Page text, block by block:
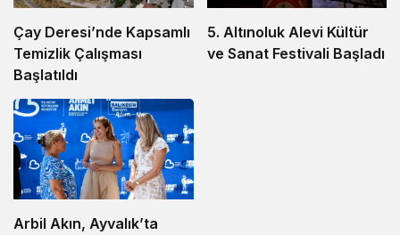
Çay Deresi’nde Kapsamlı
Temizlik Çalışması
Başlatıldı
5. Altınoluk Alevi Kültür
ve Sanat Festivali Başladı
Arbil Akın, Ayvalık’ta